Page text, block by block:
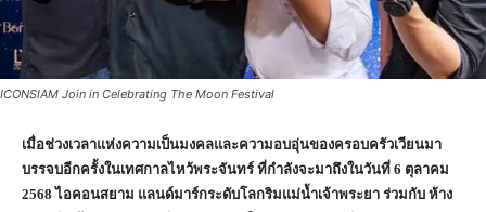
ICONSIAM Join in Celebrating The Moon Festival
เมื่อช่วงเวลาแห่งความเป็นมงคลและความอบอุ่นของครอบครัวเวียนมา
บรรจบอีกครั้งในเทศกาลไหว้พระจันทร์ ที่กำลังจะมาถึงในวันที่ 6 ตุลาคม
2568 ไอคอนสยาม แลนด์มาร์กระดับโลกริมแม่น้ำเจ้าพระยา ร่วมกับ ห้าง